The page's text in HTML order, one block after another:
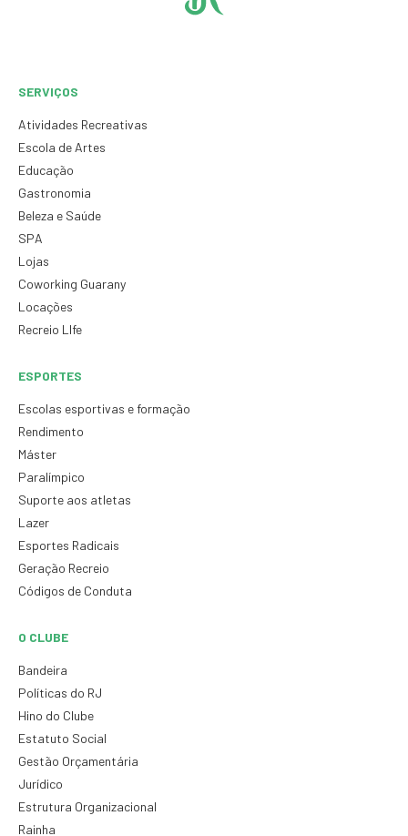
SERVIÇOS
Atividades Recreativas
Escola de Artes
Educação
Gastronomia
Beleza e Saúde
SPA
Lojas
Coworking Guarany
Locações
Recreio LIfe
ESPORTES
Escolas esportivas e formação
Rendimento
Máster
Paralímpico
Suporte aos atletas
Lazer
Esportes Radicais
Geração Recreio
Códigos de Conduta
O CLUBE
Bandeira
Políticas do RJ
Hino do Clube
Estatuto Social
Gestão Orçamentária
Jurídico
Estrutura Organizacional
Rainha